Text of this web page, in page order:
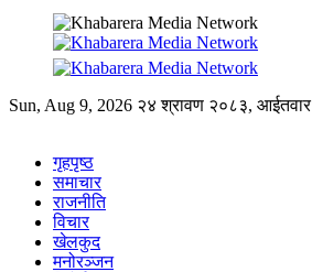
Sun, Aug 9, 2026 २४ श्रावण २०८३, आईतवार
गृहपृष्ठ
समाचार
राजनीति
विचार
खेलकुद
मनोरञ्जन